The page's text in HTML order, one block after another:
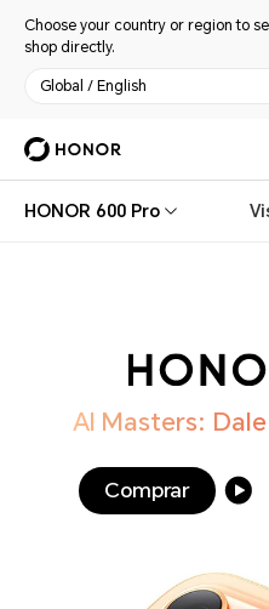
Choose your country or region to
shop directly.
Global / English
HONOR 600 Pro
AI Masters:
Comprar